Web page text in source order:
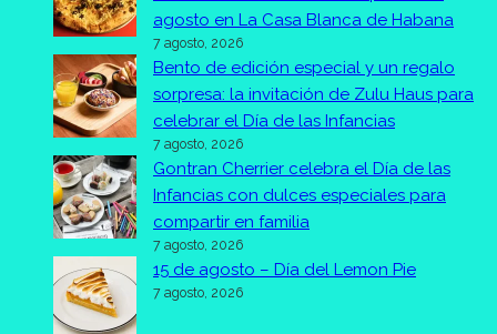
agosto en La Casa Blanca de Habana
7 agosto, 2026
Bento de edición especial y un regalo
sorpresa: la invitación de Zulu Haus para
celebrar el Día de las Infancias
7 agosto, 2026
Gontran Cherrier celebra el Día de las
Infancias con dulces especiales para
compartir en familia
7 agosto, 2026
15 de agosto – Día del Lemon Pie
7 agosto, 2026